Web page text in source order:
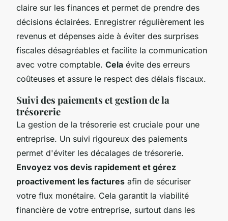
claire sur les finances et permet de prendre des
décisions éclairées. Enregistrer régulièrement les
revenus et dépenses aide à éviter des surprises
fiscales désagréables et facilite la communication
avec votre comptable. Cela évite des erreurs
coûteuses et assure le respect des délais fiscaux.
Suivi des paiements et gestion de la
trésorerie
La gestion de la trésorerie est cruciale pour une
entreprise. Un suivi rigoureux des paiements
permet d'éviter les décalages de trésorerie.
Envoyez vos devis rapidement et gérez
proactivement les factures afin de sécuriser
votre flux monétaire. Cela garantit la viabilité
financière de votre entreprise, surtout dans les